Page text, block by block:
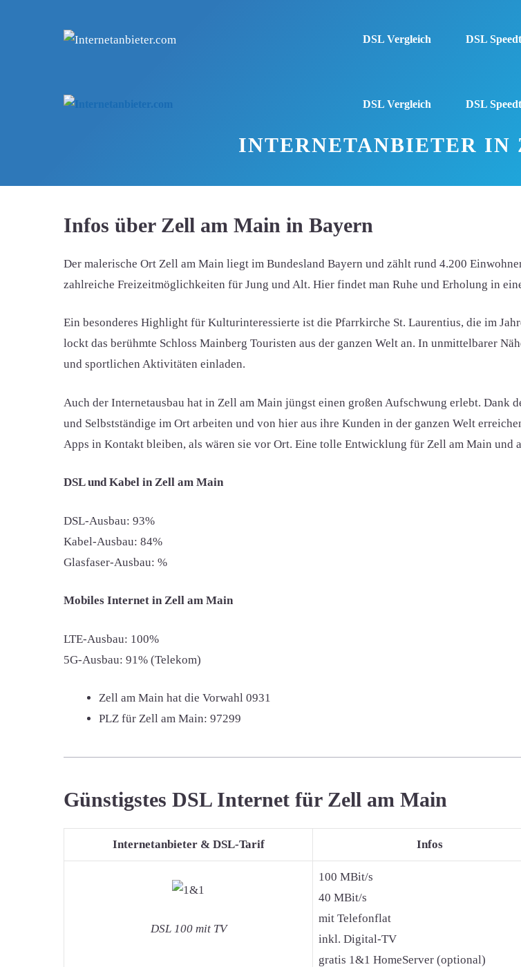
DSL Vergleich DSL
DSL Vergleich DSL
INTERNETANBIETER
Infos über Zell am Main in Bayern
Der malerische Ort Zell am Main liegt im Bundesland Bayern und zählt rund 4.200
zahlreiche Freizeitmöglichkeiten für Jung und Alt. Hier findet man Ruhe und Erholung in
Ein besonderes Highlight für Kulturinteressierte ist die Pfarrkirche St. Laurentius, die im
lockt das berühmte Schloss Mainberg Touristen aus der ganzen Welt an. In unmittelbarer
und sportlichen Aktivitäten einladen.
Auch der Internetausbau hat in Zell am Main jüngst einen großen Aufschwung erlebt. Dank
und Selbstständige im Ort arbeiten und von hier aus ihre Kunden in der ganzen Welt
Apps in Kontakt bleiben, als wären sie vor Ort. Eine tolle Entwicklung für Zell am Main und
DSL und Kabel in Zell am Main
DSL-Ausbau: 93%
Kabel-Ausbau: 84%
Glasfaser-Ausbau: %
Mobiles Internet in Zell am Main
LTE-Ausbau: 100%
5G-Ausbau: 91% (Telekom)
Zell am Main hat die Vorwahl 0931
PLZ für Zell am Main: 97299
Günstigstes DSL Internet für Zell am Main
Internetanbieter & DSL-Tarif Infos
DSL 100 mit TV
100 MBit/s
40 MBit/s
mit Telefonflat
inkl. Digital-TV
gratis 1&1 HomeServer (optional)